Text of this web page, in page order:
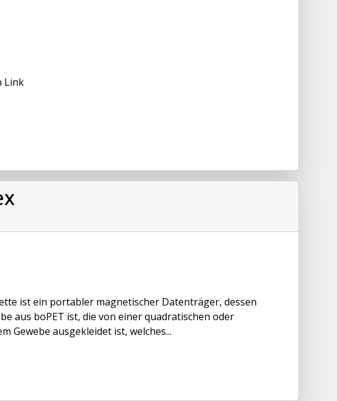
Link
ist ein portabler magnetischer Datenträger, dessen
aus boPET ist, die von einer quadratischen oder
Gewebe ausgekleidet ist, welches...